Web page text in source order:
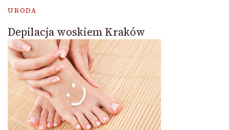
URODA
Depilacja woskiem Kraków